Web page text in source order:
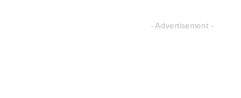
- Advertisement -